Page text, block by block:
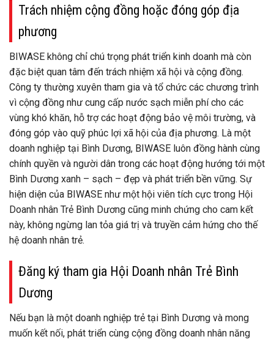
Trách nhiệm cộng đồng hoặc đóng góp địa
phương
BIWASE không chỉ chú trọng phát triển kinh doanh mà còn
đặc biệt quan tâm đến trách nhiệm xã hội và cộng đồng.
Công ty thường xuyên tham gia và tổ chức các chương trình
vì cộng đồng như cung cấp nước sạch miễn phí cho các
vùng khó khăn, hỗ trợ các hoạt động bảo vệ môi trường, và
đóng góp vào quỹ phúc lợi xã hội của địa phương. Là một
doanh nghiệp tại Bình Dương, BIWASE luôn đồng hành cùng
chính quyền và người dân trong các hoạt động hướng tới một
Bình Dương xanh – sạch – đẹp và phát triển bền vững. Sự
hiện diện của BIWASE như một hội viên tích cực trong Hội
Doanh nhân Trẻ Bình Dương cũng minh chứng cho cam kết
này, không ngừng lan tỏa giá trị và truyền cảm hứng cho thế
hệ doanh nhân trẻ.
Đăng ký tham gia Hội Doanh nhân Trẻ Bình
Dương
Nếu bạn là một doanh nghiệp trẻ tại Bình Dương và mong
muốn kết nối, phát triển cùng cộng đồng doanh nhân năng